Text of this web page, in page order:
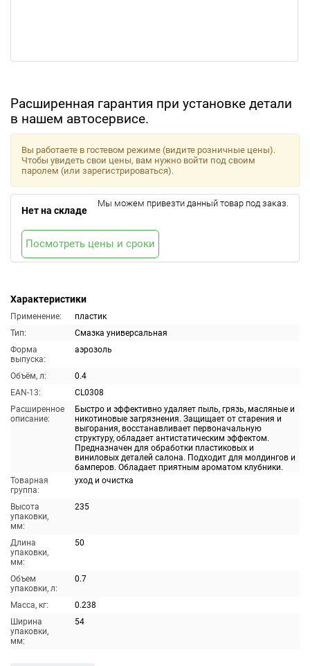
Расширенная гарантия при установке детали
в нашем автосервисе.
Характеристики
Применение:
пластик
Тип:
Смазка универсальная
Форма
выпуска:
аэрозоль
Объём, л:
0.4
EAN-13:
CL0308
Расширенное
описание:
Быстро и эффективно удаляет пыль, грязь, масляные и
никотиновые загрязнения. Защищает от старения и
выгорания, восстанавливает первоначальную
структуру, обладает антистатическим эффектом.
Предназначен для обработки пластиковых и
виниловых деталей салона. Подходит для молдингов и
бамперов. Обладает приятным ароматом клубники.
Товарная
группа:
уход и очистка
Высота
упаковки,
мм:
235
Длина
упаковки,
мм:
50
Объем
упаковки, л:
0.7
Масса, кг:
0.238
Ширина
упаковки,
мм:
54
Вы работаете в гостевом режиме (видите розничные цены).
Чтобы увидеть свои цены, вам нужно войти под своим
паролем (или зарегистрироваться).
Нет на складе
Мы можем привезти данный товар под заказ.
Посмотреть цены и сроки